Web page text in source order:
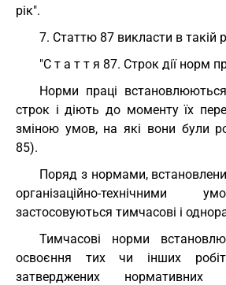
рік".
7. Статтю 87 викласти в такій
"С т а т т я 87. Строк дії норм
Норми праці
строк і діють до моменту їх
зміною умов, на які вони були
85).
Поряд з нормами,
організаційно-технічними
застосовуються тимчасові і
Тимчасові норми
освоєння тих чи інших
затверджених нормативних